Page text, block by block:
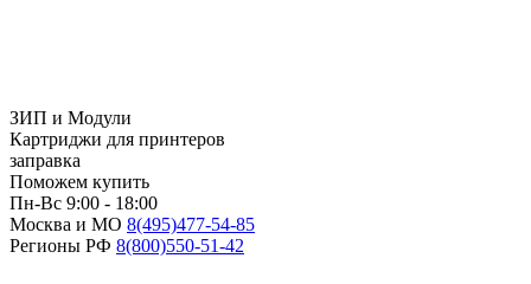
ЗИП и Модули
Картриджи для принтеров
заправка
Поможем купить
Пн-Вс 9:00 - 18:00
Москва и МО 8(495)477-54-85
Регионы РФ 8(800)550-51-42